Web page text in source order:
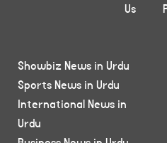
Us
Showbiz News in Urdu
Sports News in Urdu
International News in
Urdu